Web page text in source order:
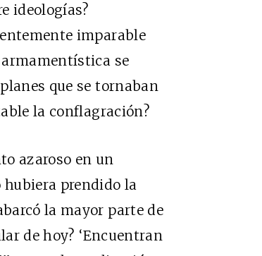
ideologías?
imparable
se
que se tornaban
la conflagración?
azaroso en un
prendido la
la mayor parte de
de hoy? ‘Encuentran